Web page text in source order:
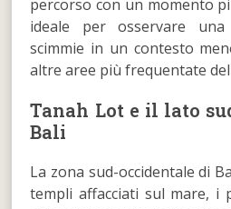
percorso con un momento
ideale per osservare
scimmie in un contesto
altre aree più frequentate
Tanah Lot e il lato
Bali
La zona sud-occidentale di
templi affacciati sul mare, i